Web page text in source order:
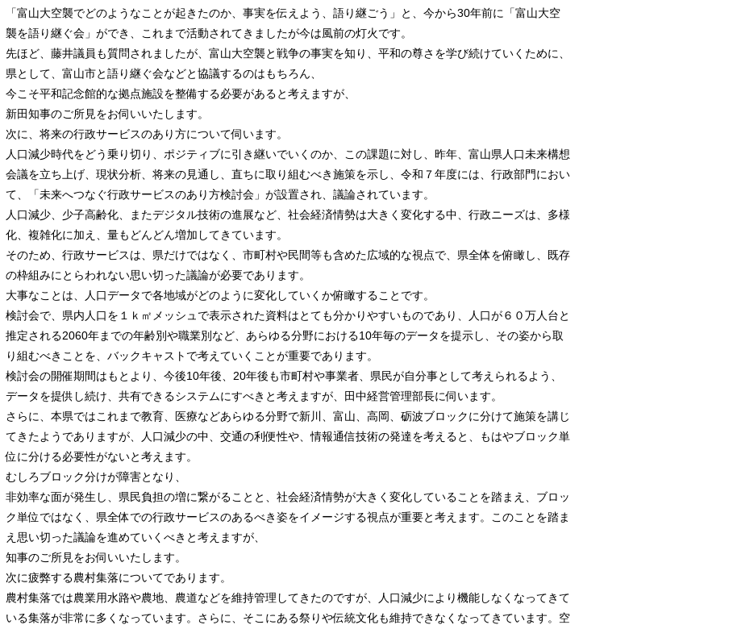
「富山大空襲でどのようなことが起きたのか、事実を伝えよう、語り継ごう」と、今から30年前に「富山大空
襲を語り継ぐ会」ができ、これまで活動されてきましたが今は風前の灯火です。
先ほど、藤井議員も質問されましたが、富山大空襲と戦争の事実を知り、平和の尊さを学び続けていくために、
県として、富山市と語り継ぐ会などと協議するのはもちろん、
今こそ平和記念館的な拠点施設を整備する必要があると考えますが、
新田知事のご所見をお伺いいたします。
次に、将来の行政サービスのあり方について伺います。
人口減少時代をどう乗り切り、ポジティブに引き継いでいくのか、この課題に対し、昨年、富山県人口未来構想
会議を立ち上げ、現状分析、将来の見通し、直ちに取り組むべき施策を示し、令和７年度には、行政部門におい
て、「未来へつなぐ行政サービスのあり方検討会」が設置され、議論されています。
人口減少、少子高齢化、またデジタル技術の進展など、社会経済情勢は大きく変化する中、行政ニーズは、多様
化、複雑化に加え、量もどんどん増加してきています。
そのため、行政サービスは、県だけではなく、市町村や民間等も含めた広域的な視点で、県全体を俯瞰し、既存
の枠組みにとらわれない思い切った議論が必要であります。
大事なことは、人口データで各地域がどのように変化していくか俯瞰することです。
検討会で、県内人口を１ｋ㎡メッシュで表示された資料はとても分かりやすいものであり、人口が６０万人台と
推定される2060年までの年齢別や職業別など、あらゆる分野における10年毎のデータを提示し、その姿から取
り組むべきことを、バックキャストで考えていくことが重要であります。
検討会の開催期間はもとより、今後10年後、20年後も市町村や事業者、県民が自分事として考えられるよう、
データを提供し続け、共有できるシステムにすべきと考えますが、田中経営管理部長に伺います。
さらに、本県ではこれまで教育、医療などあらゆる分野で新川、富山、高岡、砺波ブロックに分けて施策を講じ
てきたようでありますが、人口減少の中、交通の利便性や、情報通信技術の発達を考えると、もはやブロック単
位に分ける必要性がないと考えます。
むしろブロック分けが障害となり、
非効率な面が発生し、県民負担の増に繋がることと、社会経済情勢が大きく変化していることを踏まえ、ブロッ
ク単位ではなく、県全体での行政サービスのあるべき姿をイメージする視点が重要と考えます。このことを踏ま
え思い切った議論を進めていくべきと考えますが、
知事のご所見をお伺いいたします。
次に疲弊する農村集落についてであります。
農村集落では農業用水路や農地、農道などを維持管理してきたのですが、人口減少により機能しなくなってきて
いる集落が非常に多くなっています。さらに、そこにある祭りや伝統文化も維持できなくなってきています。空